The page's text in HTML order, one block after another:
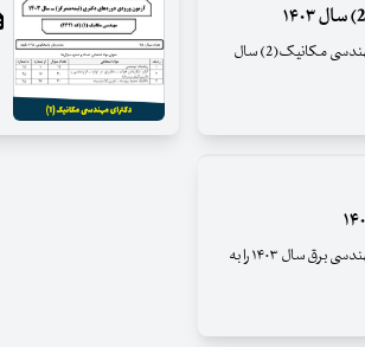
بانک مقالات ایران افتخار دارد تا سئوالات و پاسخنامه آزمون دکترای مهندسی مکانیک(2) سال
بانک مقالات ایران افتخار دارد تا سئوالات و پاسخنامه آزمون دکترای مهندسی برق سال ۱۴۰۳ را به